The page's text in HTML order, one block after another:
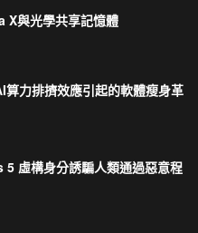
與光學共享記憶體
算力排擠效應引起的軟體瘦身革
虛構身分誘騙人類通過惡意程